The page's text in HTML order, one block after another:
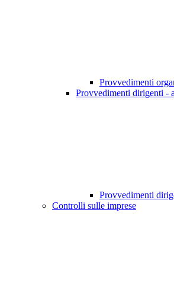
Provvedimenti
Provvedimenti dirigenti -
Provvedimenti
Controlli sulle imprese